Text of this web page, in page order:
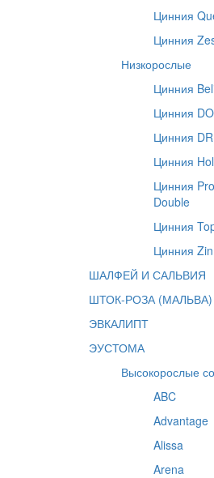
Цинния
Цинния
Низкорослые
Цинния
Цинния
Цинния
Цинния
Цинния
Double
Цинния
Цинния
ШАЛФЕЙ И САЛЬВИЯ
ШТОК-РОЗА (МАЛЬВА)
ЭВКАЛИПТ
ЭУСТОМА
Высокорослые
ABC
Advantage
Alissa
Arena